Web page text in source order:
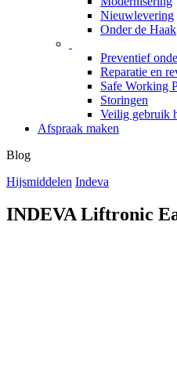
Nieuwlevering
Onder de Haak
Preventief
Reparatie en
Safe Working
Storingen
Veilig gebruik
Afspraak maken
Blog
Hijsmiddelen Indeva
INDEVA Liftronic